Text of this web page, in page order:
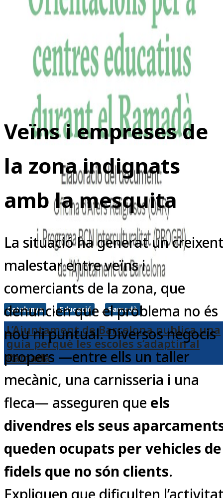
Catalunya , Educació , Ramadà
L’Ajuntament de Barcelona publica una
guia perquè les escoles s’adaptin al
Ramadà
Veïns i empreses de
la zona indignats
amb la mesquita
La situació ha generat un
malestar entre veïns i
comerciants de la zona, que
denuncien que el problema no és
nou ni puntual. Diversos negocis
propers —entre ells un taller
mecànic, una carnisseria i una
fleca— asseguren que els
divendres els seus
queden ocupats per vehicles de
fidels que no són clients.
Expliquen que dificulten